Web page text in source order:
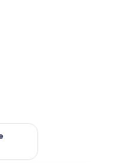
nächstes Wochenende, Aug.